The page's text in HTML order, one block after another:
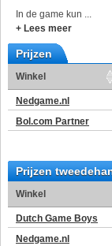
In de game kun ...
+ Lees meer
Prijzen
Winkel
Nedgame.nl
Bol.com Partner
Prijzen
Winkel
Dutch Game Boys
Nedgame.nl